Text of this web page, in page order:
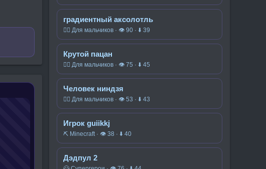
градиентный аксолотль
🧍‍♂️ Для мальчиков · 👁 90 · ⬇ 39
Крутой пацан
🧍‍♂️ Для мальчиков · 👁 75 · ⬇ 45
Человек ниндзя
🧍‍♂️ Для мальчиков · 👁 53 · ⬇ 43
Игрок guiikkj
⛏️ Minecraft · 👁 38 · ⬇ 40
Дэдпул 2